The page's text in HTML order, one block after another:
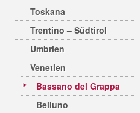
Toskana
Trentino – Südtirol
Umbrien
Venetien
Bassano del Grappa
Belluno